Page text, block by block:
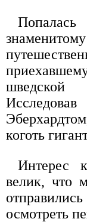
коготь
Интерес
велик, что
осмотреть